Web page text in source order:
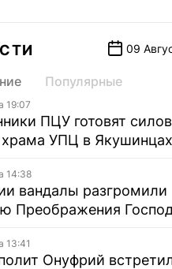
09
Популярные
19:07
ПЦУ готовят
храма УПЦ в Якушинцах
14:38
вандалы разгромили
Преображения
13:41
Онуфрий